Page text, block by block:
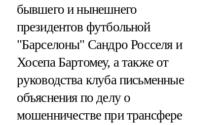
бывшего и нынешнего
президентов футбольной
"Барселоны" Сандро Росселя и
Хосепа Бартомеу, а также от
руководства клуба письменные
объяснения по делу о
мошенничестве при трансфере